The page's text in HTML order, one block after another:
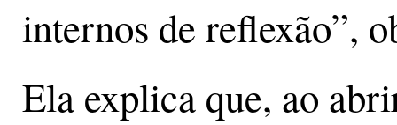
internos de reflexão”,
Ela explica que, ao